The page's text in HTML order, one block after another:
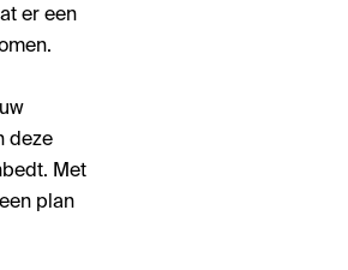
er een
deze
Met
plan